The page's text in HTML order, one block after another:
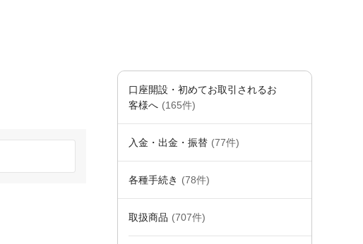
口座開設・初めてお取引されるお
客様へ (165件)
入金・出金・振替 (77件)
各種手続き (78件)
取扱商品 (707件)